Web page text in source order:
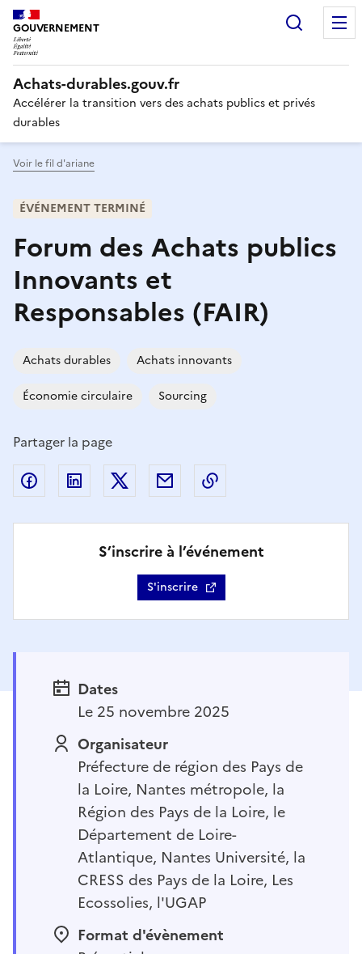
GOUVERNEMENT
Liberté,
Égalité,
Fraternité
Achats-durables.gouv.fr
Accélérer la transition vers des achats publics et privés
durables
Voir le fil d'ariane
ÉVÉNEMENT TERMINÉ
Forum des Achats publics
Innovants et
Responsables (FAIR)
Achats durables Achats innovants
Économie circulaire Sourcing
Partager la page
FacebookPartager sur Linkedin
Partager sur X
Courriel
S’inscrire à l’événement
S'inscrire
Dates
Le 25 novembre 2025
Organisateur
Préfecture de région des Pays de
la Loire, Nantes métropole, la
Région des Pays de la Loire, le
Département de Loire-
Atlantique, Nantes Université, la
CRESS des Pays de la Loire, Les
Ecossolies, l'UGAP
Format d'évènement